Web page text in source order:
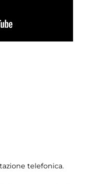
telefonica.